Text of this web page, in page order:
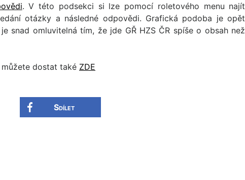
. V této podsekci si lze pomocí roletového menu najít
otázky a následné odpovědi. Grafická podoba je opět
snad omluvitelná tím, že jde GŘ HZS ČR spíše o obsah než
dostat také ZDE
Sdílet